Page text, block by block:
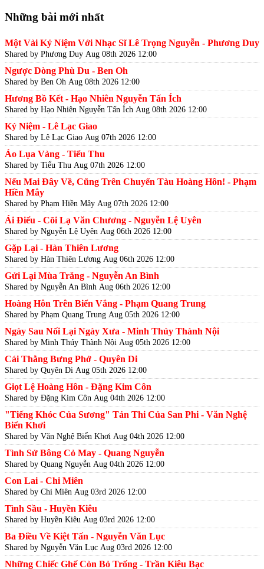
Những bài mới nhất
Một Vài Kỷ Niệm Với Nhạc Sĩ Lê Trọng Nguyễn - Phương Duy
Shared by Phương Duy Aug 08th 2026 12:00
Ngược Dòng Phù Du - Ben Oh
Shared by Ben Oh Aug 08th 2026 12:00
Hương Bồ Kết - Hạo Nhiên Nguyễn Tấn Ích
Shared by Hạo Nhiên Nguyễn Tấn Ích Aug 08th 2026 12:00
Kỷ Niệm - Lê Lạc Giao
Shared by Lê Lạc Giao Aug 07th 2026 12:00
Áo Lụa Vàng - Tiểu Thu
Shared by Tiểu Thu Aug 07th 2026 12:00
Nếu Mai Đây Về, Cũng Trên Chuyến Tàu Hoàng Hôn! - Phạm
Hiền Mây
Shared by Phạm Hiền Mây Aug 07th 2026 12:00
Ái Điểu - Cõi Lạ Văn Chương - Nguyễn Lệ Uyên
Shared by Nguyễn Lệ Uyên Aug 06th 2026 12:00
Gặp Lại - Hàn Thiên Lương
Shared by Hàn Thiên Lương Aug 06th 2026 12:00
Gửi Lại Mùa Trăng - Nguyễn An Bình
Shared by Nguyễn An Bình Aug 06th 2026 12:00
Hoàng Hôn Trên Biển Vắng - Phạm Quang Trung
Shared by Phạm Quang Trung Aug 05th 2026 12:00
Ngày Sau Nối Lại Ngày Xưa - Minh Thúy Thành Nội
Shared by Minh Thúy Thành Nội Aug 05th 2026 12:00
Cái Thằng Bưng Phở - Quyên Di
Shared by Quyên Di Aug 05th 2026 12:00
Giọt Lệ Hoàng Hôn - Đặng Kim Côn
Shared by Đặng Kim Côn Aug 04th 2026 12:00
"Tiếng Khóc Của Sương" Tản Thi Của San Phi - Văn Nghệ
Biển Khơi
Shared by Văn Nghệ Biển Khơi Aug 04th 2026 12:00
Tình Sử Bông Cỏ May - Quang Nguyễn
Shared by Quang Nguyễn Aug 04th 2026 12:00
Con Lai - Chi Miên
Shared by Chi Miên Aug 03rd 2026 12:00
Tình Sầu - Huyền Kiêu
Shared by Huyền Kiêu Aug 03rd 2026 12:00
Ba Điều Về Kiệt Tấn - Nguyễn Văn Lục
Shared by Nguyễn Văn Lục Aug 03rd 2026 12:00
Những Chiếc Ghế Còn Bỏ Trống - Trần Kiêu Bạc